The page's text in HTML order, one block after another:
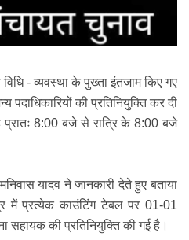
विधि - व्यवस्था के पुख्ता इंतजाम किए गए
पदाधिकारियों की प्रतिनियुक्ति कर दी
प्रातः 8:00 बजे से रात्रि के 8:00 बजे
यादव ने जानकारी देते हुए बताया
में प्रत्येक काउंटिंग टेबल पर 01-01
सहायक की प्रतिनियुक्ति की गई है।